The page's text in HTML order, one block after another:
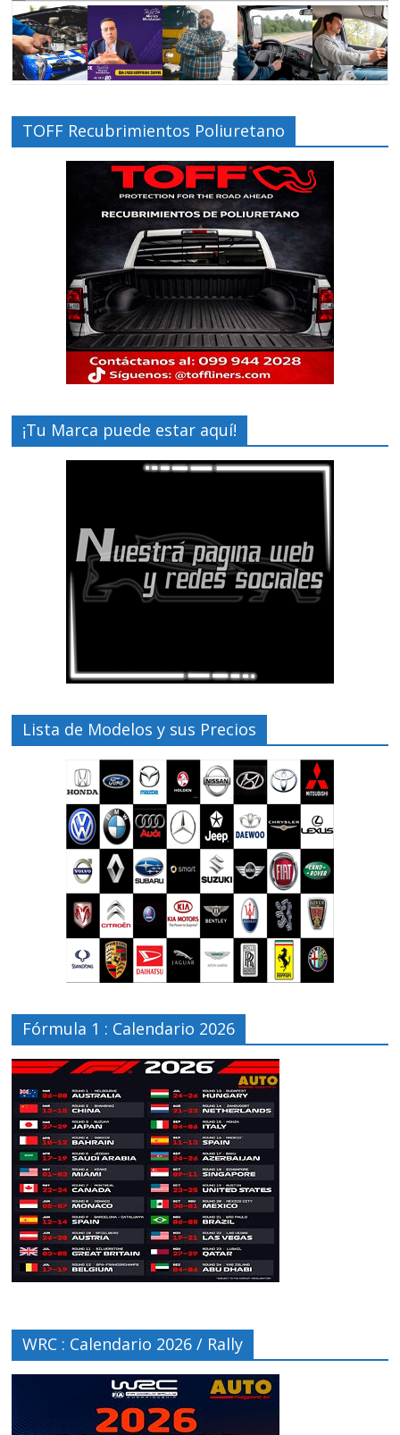
TOFF Recubrimientos Poliuretano
¡Tu Marca puede estar aquí!
Lista de Modelos y sus Precios
Fórmula 1 : Calendario 2026
WRC : Calendario 2026 / Rally